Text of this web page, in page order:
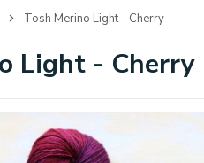
Tosh Merino Light - Cherry
Light - Cherry